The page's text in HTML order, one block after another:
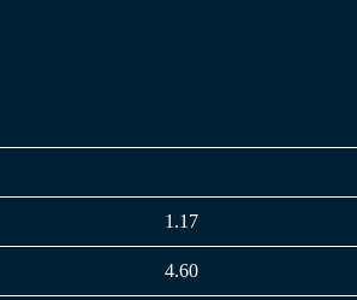
1.17
4.60